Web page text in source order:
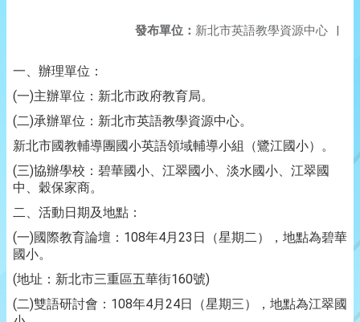
發布單位： 新北市英語教學資源中心 |
一、辦理單位：
(一)主辦單位：新北市政府教育局。
(二)承辦單位：新北市英語教學資源中心。
新北市國教輔導團國小英語領域輔導小組（鷺江國小）。
(三)協辦學校：碧華國小、江翠國小、淡水國小、江翠國
中、穀保家商。
二、活動日期及地點：
(一)國際教育論壇：108年4月23日（星期二），地點為碧華
國小。
(地址：新北市三重區五華街160號)
(二)雙語研討會：108年4月24日（星期三），地點為江翠國